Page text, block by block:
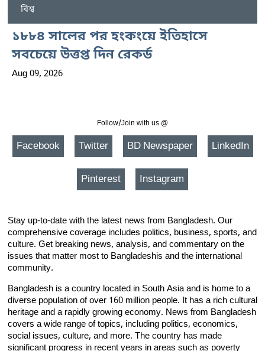
বিশ্ব
১৮৮৪ সালের পর হংকংয়ে ইতিহাসে
সবচেয়ে উত্তপ্ত দিন রেকর্ড
Aug 09, 2026
Follow/Join with us @
Facebook Twitter BD Newspaper LinkedIn
Pinterest Instagram
Stay up-to-date with the latest news from Bangladesh. Our
comprehensive coverage includes politics, business, sports, and
culture. Get breaking news, analysis, and commentary on the
issues that matter most to Bangladeshis and the international
community.
Bangladesh is a country located in South Asia and is home to a
diverse population of over 160 million people. It has a rich cultural
heritage and a rapidly growing economy. News from Bangladesh
covers a wide range of topics, including politics, economics,
social issues, culture, and more. The country has made
significant progress in recent years in areas such as poverty